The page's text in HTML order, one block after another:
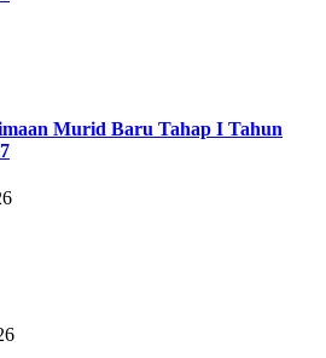
Murid Baru Tahap I Tahun